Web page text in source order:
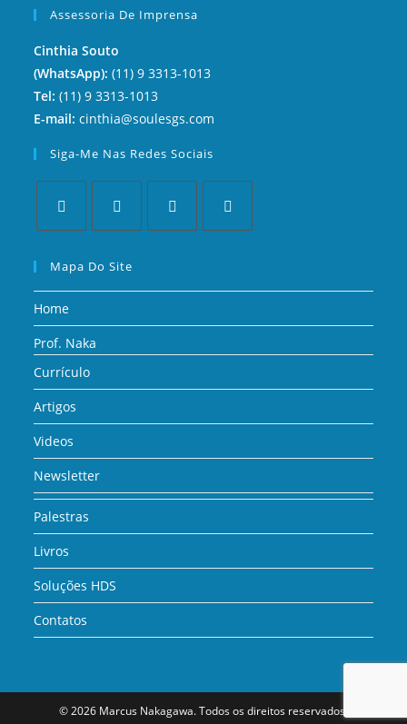
Assessoria De Imprensa
Cinthia Souto
(WhatsApp):(11) 9 3313-1013
Tel:(11) 9 3313-1013
E-mail: cinthia@soulesgs.com
Siga-Me Nas Redes Sociais
Mapa Do Site
Home
Prof. Naka
Currículo
Artigos
Videos
Newsletter
Palestras
Livros
Soluções HDS
Contatos
© 2026 Marcus Nakagawa. Todos os direitos reservados.